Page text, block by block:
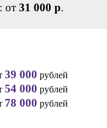
от 31 000 р.
39 000 рублей
54 000 рублей
78 000 рублей